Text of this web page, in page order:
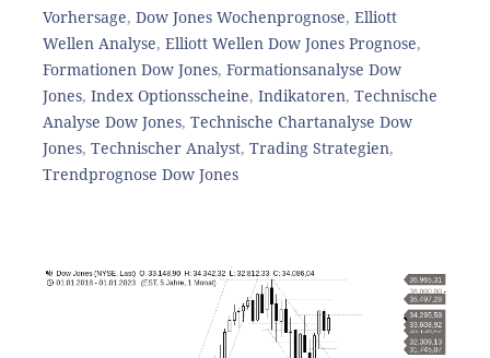
Vorhersage, Dow Jones Wochenprognose, Elliott
Wellen Analyse, Elliott Wellen Dow Jones Prognose,
Formationen Dow Jones, Formationsanalyse Dow
Jones, Index Optionsscheine, Indikatoren, Technische
Analyse Dow Jones, Technische Chartanalyse Dow
Jones, Technischer Analyst, Trading Strategien,
Trendprognose Dow Jones